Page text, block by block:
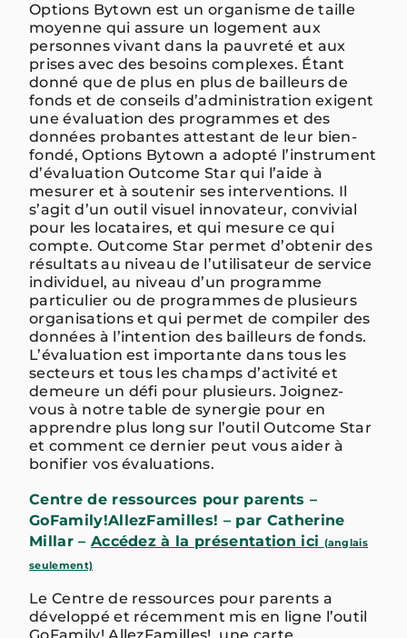
Options Bytown est un organisme de taille
moyenne qui assure un logement aux
personnes vivant dans la pauvreté et aux
prises avec des besoins complexes. Étant
donné que de plus en plus de bailleurs de
fonds et de conseils d’administration exigent
une évaluation des programmes et des
données probantes attestant de leur bien-
fondé, Options Bytown a adopté l’instrument
d’évaluation Outcome Star qui l’aide à
mesurer et à soutenir ses interventions. Il
s’agit d’un outil visuel innovateur, convivial
pour les locataires, et qui mesure ce qui
compte. Outcome Star permet d’obtenir des
résultats au niveau de l’utilisateur de service
individuel, au niveau d’un programme
particulier ou de programmes de plusieurs
organisations et qui permet de compiler des
données à l’intention des bailleurs de fonds.
L’évaluation est importante dans tous les
secteurs et tous les champs d’activité et
demeure un défi pour plusieurs. Joignez-
vous à notre table de synergie pour en
apprendre plus long sur l’outil Outcome Star
et comment ce dernier peut vous aider à
bonifier vos évaluations.
Centre de ressources pour parents –
GoFamily!AllezFamilles! – par Catherine
Millar – Accédez à la présentation ici (anglais
seulement)
Le Centre de ressources pour parents a
développé et récemment mis en ligne l’outil